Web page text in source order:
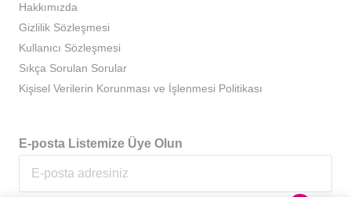
Hakkımızda
Gizlilik Sözleşmesi
Kullanıcı Sözleşmesi
Sıkça Sorulan Sorular
Kişisel Verilerin Korunması ve İşlenmesi Politikası
E-posta Listemize Üye Olun